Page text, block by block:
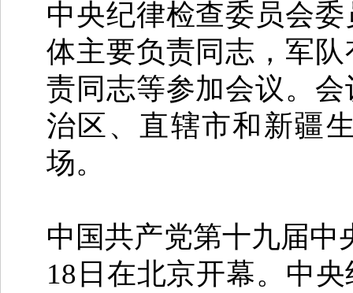
中央纪律检查委员会
体主要负责同志，军
责同志等参加会议。
治区、直辖市和新疆
场。
中国共产党第十九届中
18日在北京开幕。中